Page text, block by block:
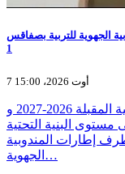
الجهوية للتربية بصفاقس
1
7 أوت 2026، 15:00
في إطار الإستعداد للمرور للسنة الدراسية المقبلة 2026-2027 و
البنية التحتية
إطارات المندوبية
الجهوية…